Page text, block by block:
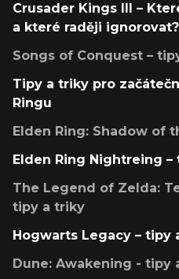
Crusader Kings III –
a které raději ignorovat?
Songs of Conquest –
Tipy a triky pro
Ringu
Elden Ring: Shadow of
Elden Ring Nightreing
The Legend of Zelda:
tipy a triky
Hogwarts Legacy – tipy
Dune: Awakening - tipy